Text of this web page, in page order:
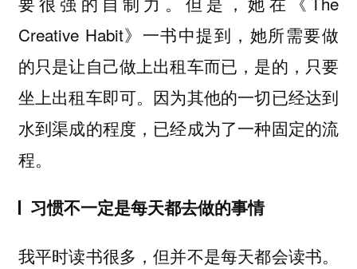
Creative Habit》一书中提到，她所需要做
的只是让自己做上出租车而已，是的，只要
坐上出租车即可。因为其他的一切已经达到
水到渠成的程度，已经成为了一种固定的流
程。
习惯不一定是每天都去做的事情
我平时读书很多，但并不是每天都会读书。